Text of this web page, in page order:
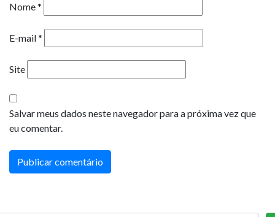
Nome*
E-mail*
Site
Salvar meus dados neste navegador para a próxima vez que
eu comentar.